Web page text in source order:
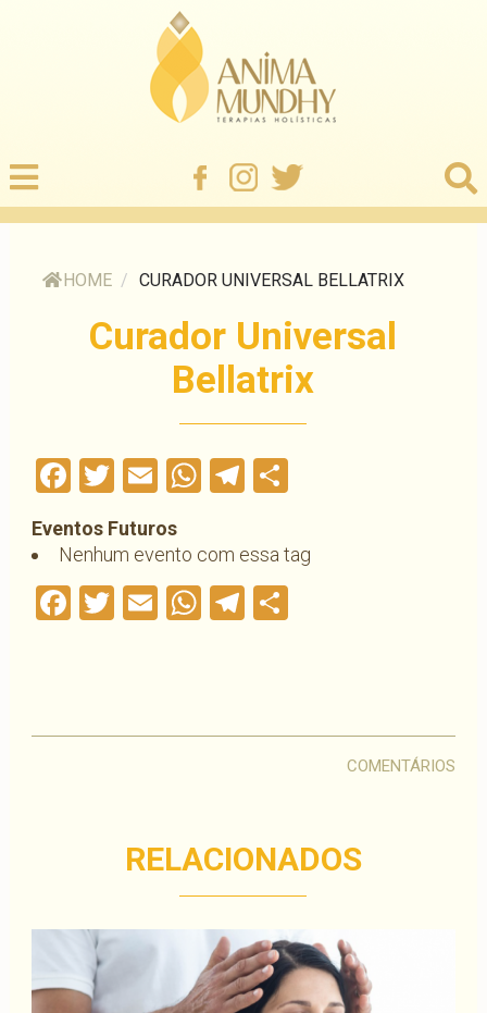
HOME / CURADOR UNIVERSAL BELLATRIX
Curador Universal
Bellatrix
Facebook
Twitter
EmailWhatsApp
Telegram
Eventos Futuros
Nenhum evento com essa tag
Facebook
Twitter
EmailWhatsApp
Telegram
COMENTÁRIOS
RELACIONADOS